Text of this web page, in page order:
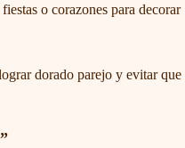
o corazones para decorar
dorado parejo y evitar que